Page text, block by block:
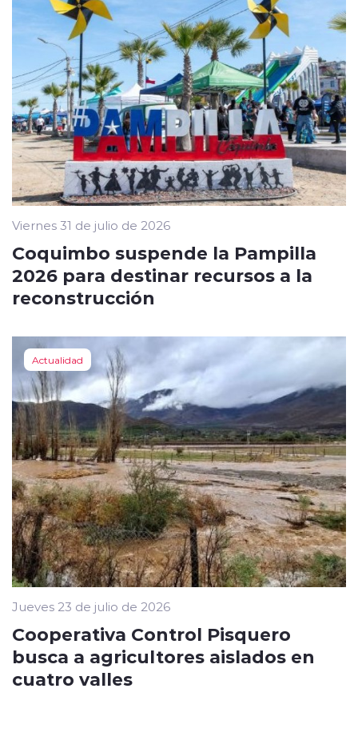
Viernes 31 de julio de 2026
Coquimbo suspende la Pampilla
2026 para destinar recursos a la
reconstrucción
Actualidad
Jueves 23 de julio de 2026
Cooperativa Control Pisquero
busca a agricultores aislados en
cuatro valles